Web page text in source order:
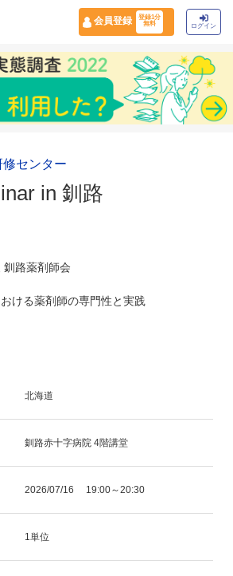
会員登録
登録1分
無料
ログイン
修センター
in 釧路
釧路薬剤師会
ける薬剤師の専門性と実践
北海道
釧路赤十字病院 4階講堂
2026/07/16 19:00～20:30
1単位